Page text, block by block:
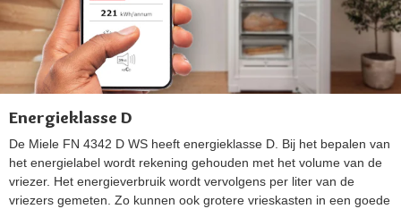
Energieklasse D
De Miele FN 4342 D WS heeft energieklasse D. Bij het bepalen van
het energielabel wordt rekening gehouden met het volume van de
vriezer. Het energieverbruik wordt vervolgens per liter van de
vriezers gemeten. Zo kunnen ook grotere vrieskasten in een goede